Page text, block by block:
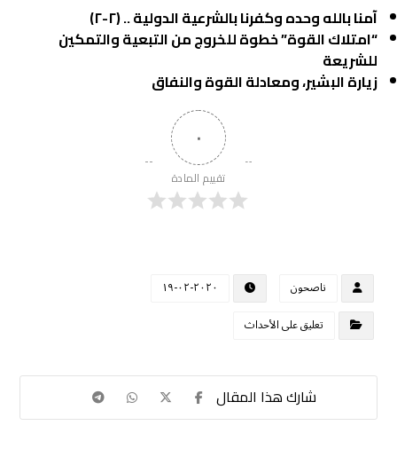
آمنا بالله وحده وكفرنا بالشرعية الدولية .. (٢-٢)
“امتلاك القوة” خطوة للخروج من التبعية والتمكين
للشريعة
زيارة البشير، ومعادلة القوة والنفاق
٠
تقييم المادة
ناصحون
٢٠٢٠-٠٢-١٩
تعليق على الأحداث